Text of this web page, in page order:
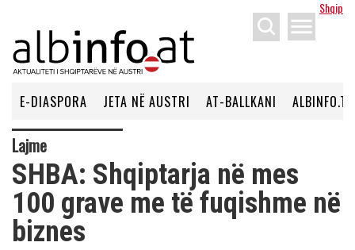
Shqip
menu
E-DIASPORA JETA NË AUSTRI AT-BALLKANI ALBINFO.TV
Lajme
SHBA: Shqiptarja në mes
100 grave me të fuqishme në
biznes